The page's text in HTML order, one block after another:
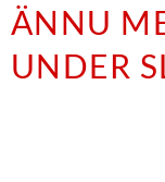
ÄNNU
UNDER